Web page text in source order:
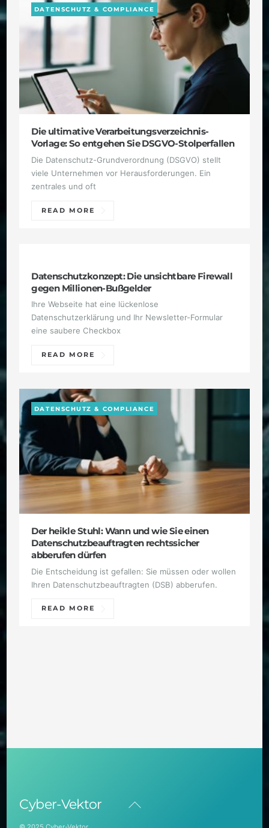
Die ultimative Verarbeitungsverzeichnis-
Vorlage: So entgehen Sie DSGVO-Stolperfallen
DATENSCHUTZ & COMPLIANCE
Die Datenschutz-Grundverordnung (DSGVO) stellt
viele Unternehmen vor Herausforderungen. Ein
zentrales und oft
READ MORE
Datenschutzkonzept: Die unsichtbare Firewall
gegen Millionen-Bußgelder
Ihre Webseite hat eine lückenlose
Datenschutzerklärung und Ihr Newsletter-Formular
eine saubere Checkbox
READ MORE
Der heikle Stuhl: Wann und wie Sie einen
Datenschutzbeauftragten rechtssicher
abberufen dürfen
DATENSCHUTZ & COMPLIANCE
Die Entscheidung ist gefallen: Sie müssen oder wollen
Ihren Datenschutzbeauftragten (DSB) abberufen.
READ MORE
Back
Cyber-Vektor